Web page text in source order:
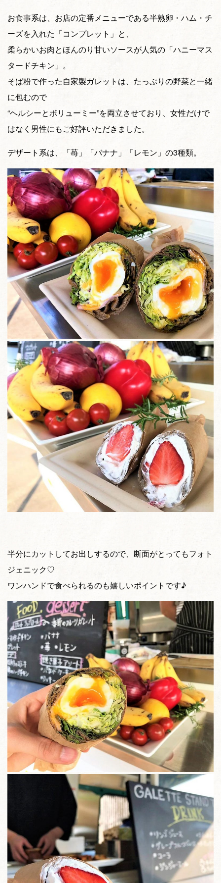
お食事系は、お店の定番メニューである半熟卵・ハム・チ
ーズを入れた「コンプレット」と、
柔らかいお肉とほんのり甘いソースが人気の「ハニーマス
タードチキン」。
そば粉で作った自家製ガレットは、たっぷりの野菜と一緒
に包むので
“ヘルシーとボリューミー”を両立させており、女性だけで
はなく男性にもご好評いただきました。
デザート系は、「苺」「バナナ」「レモン」の3種類。
半分にカットしてお出しするので、断面がとってもフォト
ジェニック♡
ワンハンドで食べられるのも嬉しいポイントです♪